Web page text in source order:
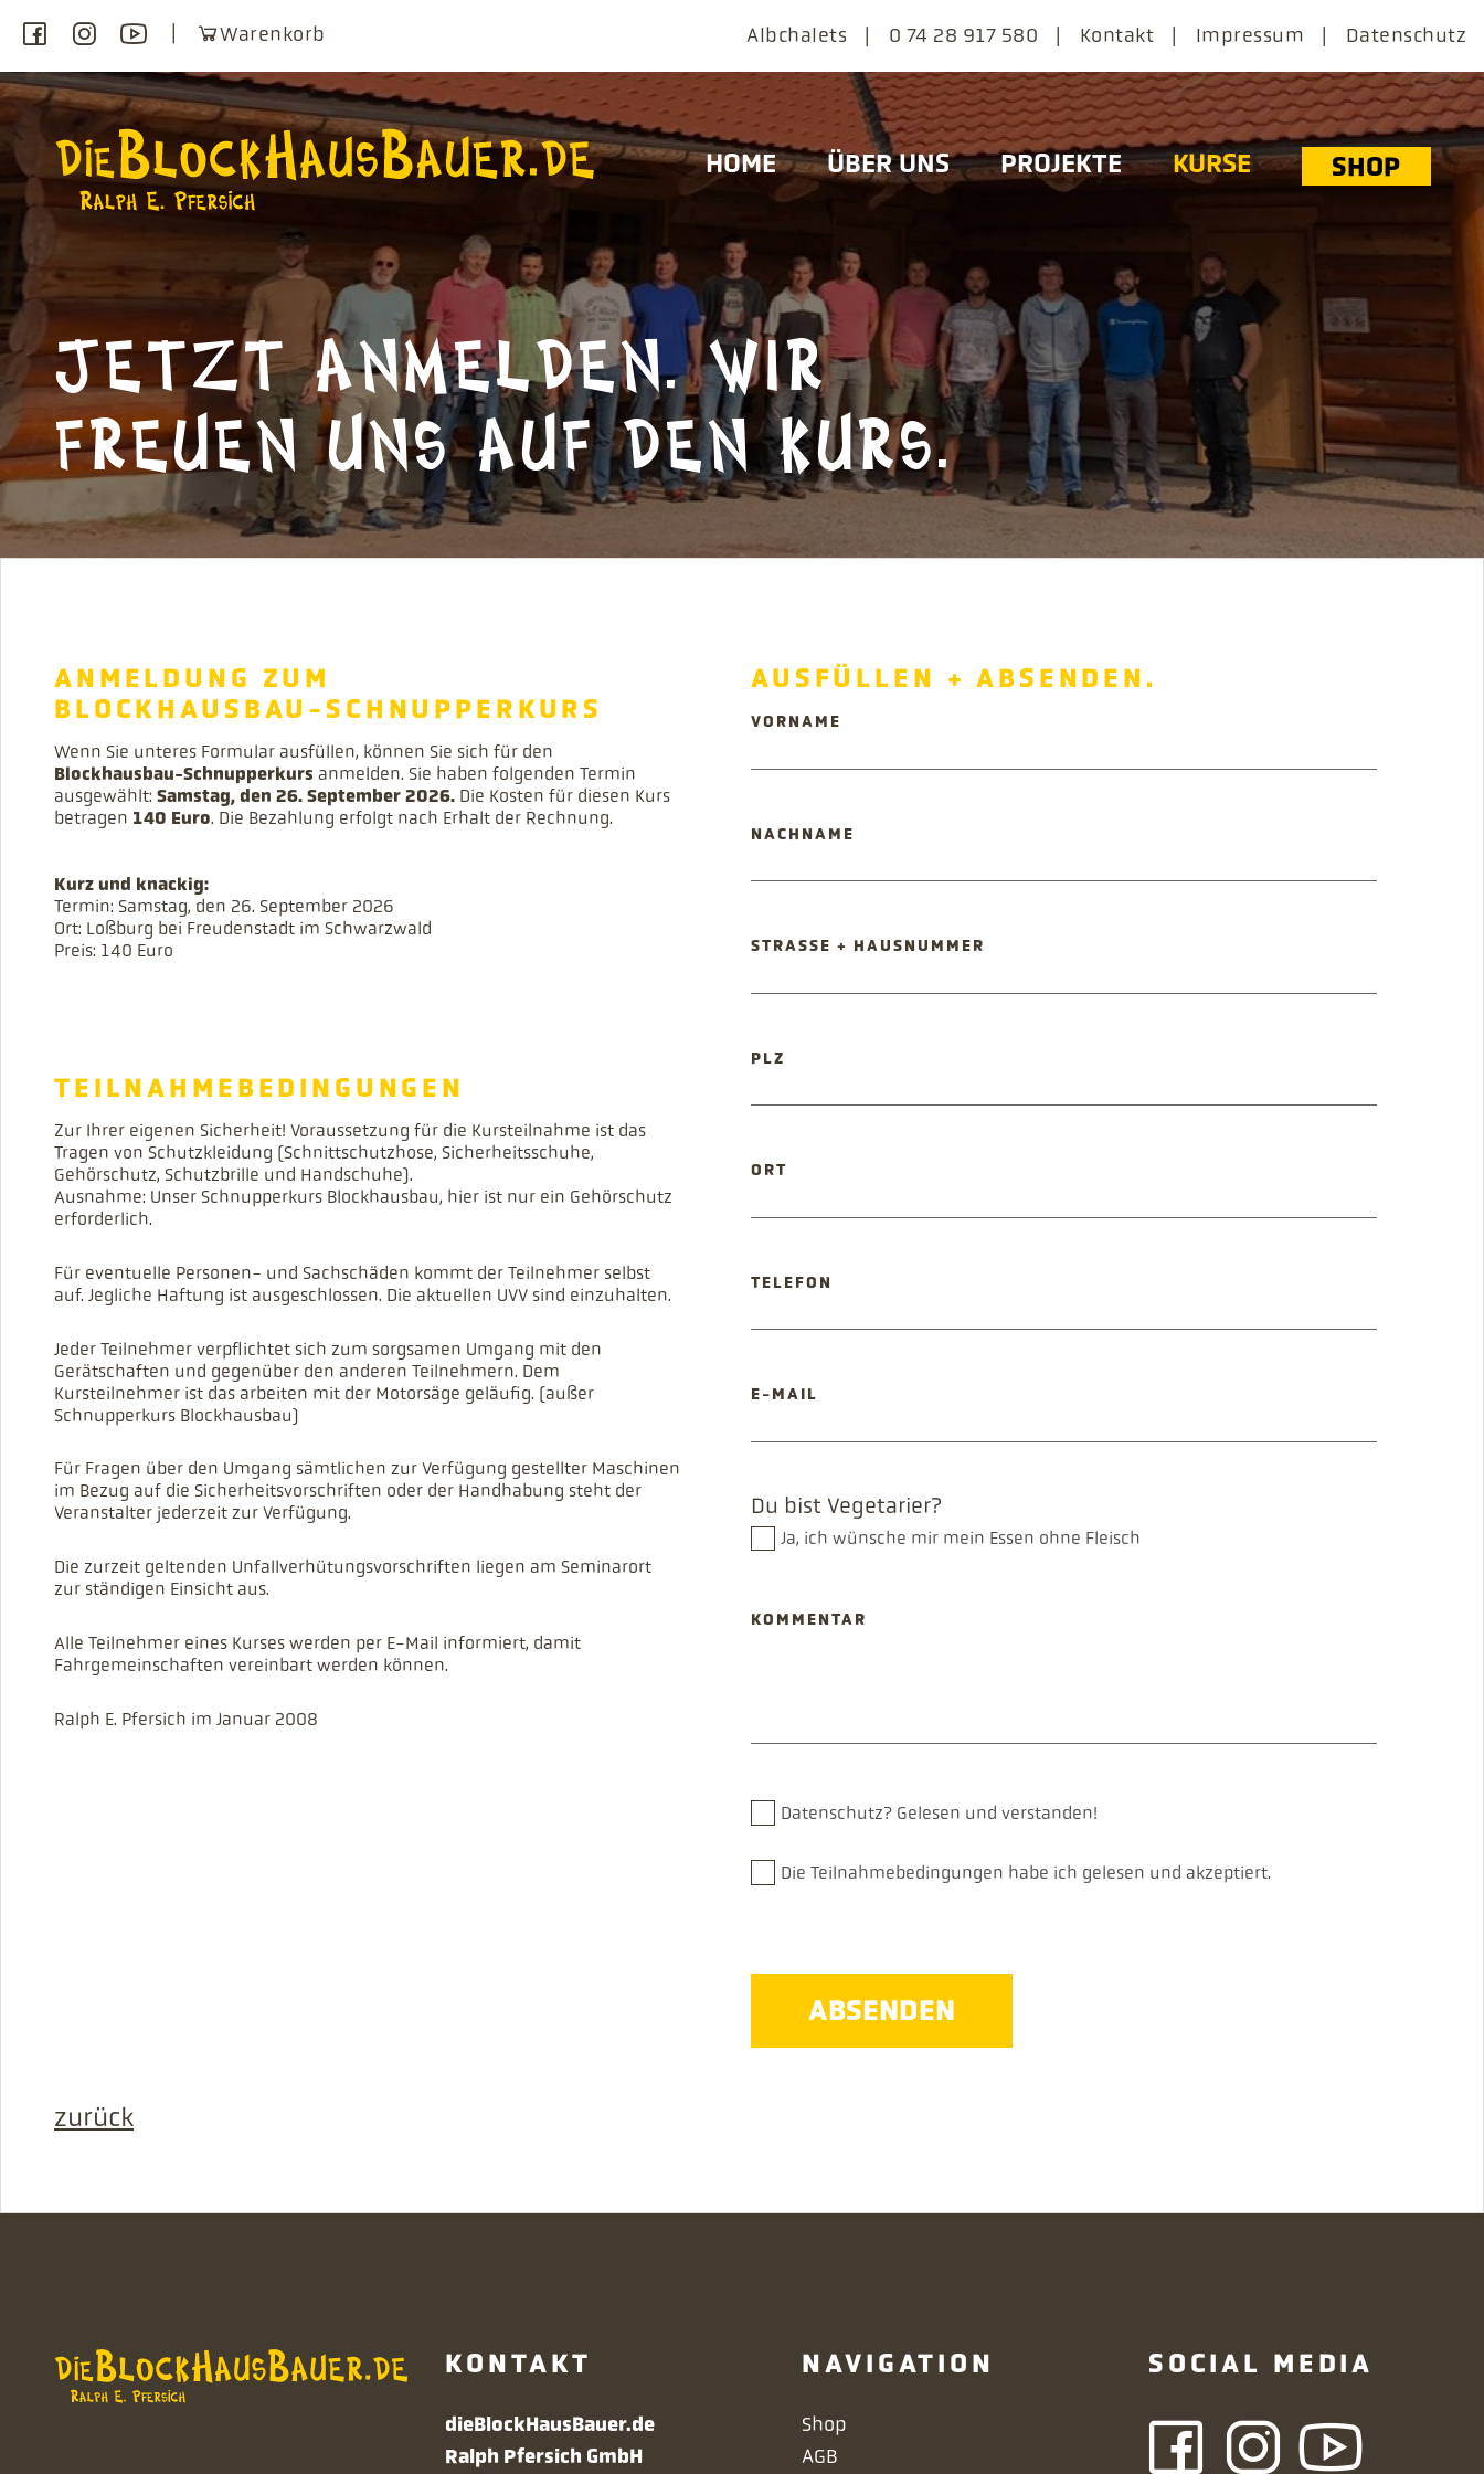
Warenkorb
Navigation
Albchalets 0 74 28 917 580 Kontakt Impressum Datenschutz
Navigation
überspringenHOME ÜBER UNS PROJEKTE KURSE SHOP
JETZT ANMELDEN. WIR
FREUEN UNS AUF DEN KURS.
ANMELDUNG ZUM
BLOCKHAUSBAU-SCHNUPPERKURS
Wenn Sie unteres Formular ausfüllen, können Sie sich für den
Blockhausbau-Schnupperkurs anmelden. Sie haben folgenden Termin
ausgewählt: Samstag, den 26. September 2026. Die Kosten für diesen Kurs
betragen 140 Euro. Die Bezahlung erfolgt nach Erhalt der Rechnung.
Kurz und knackig:
Termin: Samstag, den 26. September 2026
Ort: Loßburg bei Freudenstadt im Schwarzwald
Preis: 140 Euro
TEILNAHMEBEDINGUNGEN
Zur Ihrer eigenen Sicherheit! Voraussetzung für die Kursteilnahme ist das
Tragen von Schutzkleidung (Schnittschutzhose, Sicherheitsschuhe,
Gehörschutz, Schutzbrille und Handschuhe).
Ausnahme: Unser Schnupperkurs Blockhausbau, hier ist nur ein Gehörschutz
erforderlich.
Für eventuelle Personen- und Sachschäden kommt der Teilnehmer selbst
auf. Jegliche Haftung ist ausgeschlossen. Die aktuellen UVV sind einzuhalten.
Jeder Teilnehmer verpflichtet sich zum sorgsamen Umgang mit den
Gerätschaften und gegenüber den anderen Teilnehmern. Dem
Kursteilnehmer ist das arbeiten mit der Motorsäge geläufig. (außer
Schnupperkurs Blockhausbau)
Für Fragen über den Umgang sämtlichen zur Verfügung gestellter Maschinen
im Bezug auf die Sicherheitsvorschriften oder der Handhabung steht der
Veranstalter jederzeit zur Verfügung.
Die zurzeit geltenden Unfallverhütungsvorschriften liegen am Seminarort
zur ständigen Einsicht aus.
Alle Teilnehmer eines Kurses werden per E-Mail informiert, damit
Fahrgemeinschaften vereinbart werden können.
Ralph E. Pfersich im Januar 2008
AUSFÜLLEN + ABSENDEN.
PFLICHTFELD
VORNAME
PFLICHTFELD
NACHNAME
PFLICHTFELD
STRASSE + HAUSNUMMER
PFLICHTFELD
PLZ
PFLICHTFELD
ORT
TELEFON
PFLICHTFELD
E-MAIL
Du bist Vegetarier?
Ja, ich wünsche mir mein Essen ohne Fleisch
KOMMENTAR
Datenschutz? Gelesen und verstanden!
Die Teilnahmebedingungen habe ich gelesen und akzeptiert.
ABSENDEN
zurück
KONTAKT
dieBlockHausBauer.de
Ralph Pfersich GmbH
NAVIGATION
Navigation
überspringen
Shop
AGB
SOCIAL MEDIA